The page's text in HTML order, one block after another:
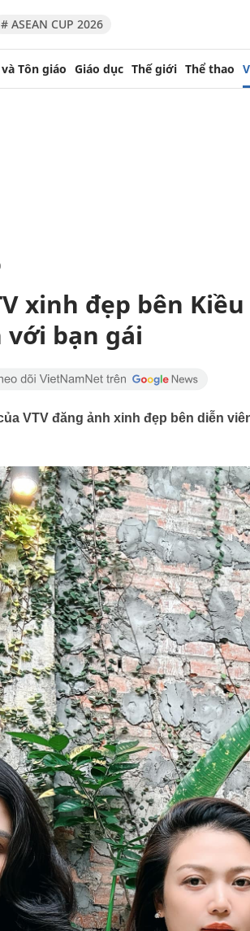
# ASEAN CUP 2026
Tôn giáo Giáo dục Thế giới Thể thao
xinh đẹp bên
với bạn gái
VTV đăng ảnh xinh đẹp bên diễn